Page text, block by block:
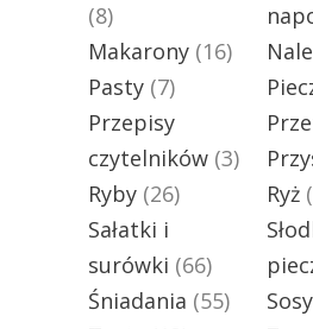
(8)
Makarony (16)
Pasty (7)
Przepisy
czytelników (3)
Ryby (26) Ryż
Sałatki i
surówki (66)
Śniadania (55) Sosy